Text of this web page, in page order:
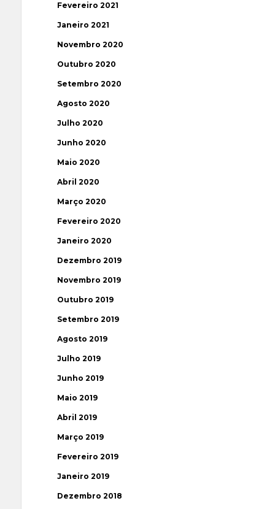
Fevereiro 2021
Janeiro 2021
Novembro 2020
Outubro 2020
Setembro 2020
Agosto 2020
Julho 2020
Junho 2020
Maio 2020
Abril 2020
Março 2020
Fevereiro 2020
Janeiro 2020
Dezembro 2019
Novembro 2019
Outubro 2019
Setembro 2019
Agosto 2019
Julho 2019
Junho 2019
Maio 2019
Abril 2019
Março 2019
Fevereiro 2019
Janeiro 2019
Dezembro 2018